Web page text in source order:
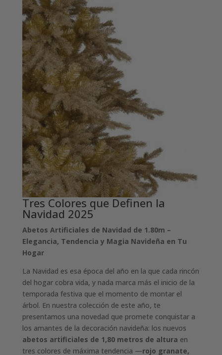
Tres Colores que Definen la
Navidad 2025
Abetos Artificiales de Navidad de 1.80m –
Elegancia, Tendencia y Magia Navideña en Tu
Hogar
La Navidad es esa época del año en la que cada rincón
del hogar cobra vida, y nada marca más el inicio de la
temporada festiva que el momento de montar el
árbol. En nuestra colección de este año, te
presentamos una novedad que promete conquistar a
los amantes de la decoración navideña: los nuevos
abetos artificiales de 1,80 metros de altura en
tres colores de máxima tendencia —rojo granate,